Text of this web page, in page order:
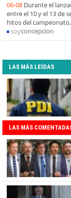
06-08 Durante el
entre el 10 y el 13 de
hitos del
soyconcepcion
LAS MÁS LEÍDAS
LAS MÁS